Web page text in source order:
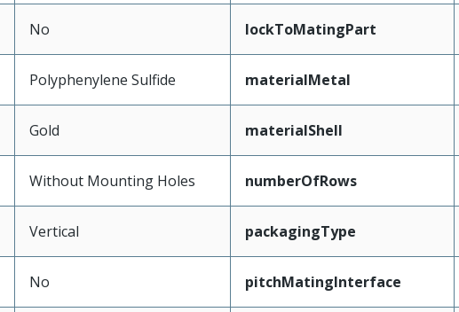
No lockToMatingPart
Polyphenylene Sulfide materialMetal
Gold materialShell
Without Mounting Holes numberOfRows
Vertical packagingType
No pitchMatingInterface